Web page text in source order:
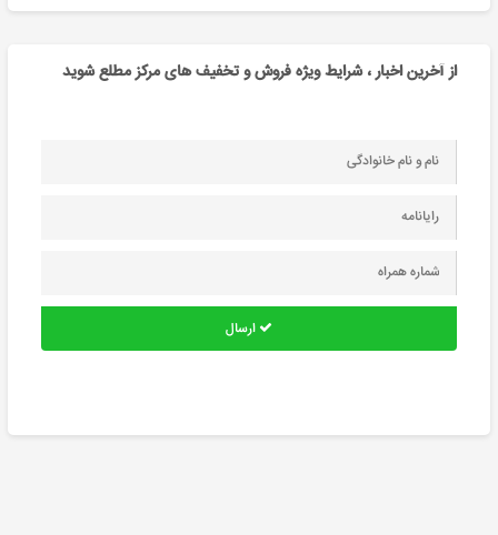
از آخرین اخبار ، شرایط ویژه فروش و تخفیف های مرکز مطلع شوید
ارسال